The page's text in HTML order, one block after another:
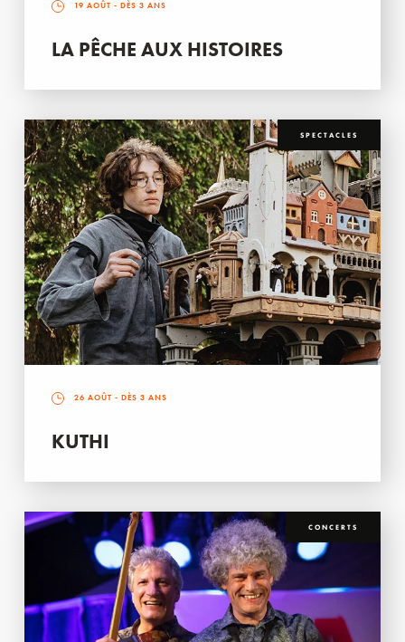
19 AOÛT - DÈS 3 ANS
LA PÊCHE AUX HISTOIRES
SPECTACLES
26 AOÛT - DÈS 3 ANS
KUTHI
CONCERTS